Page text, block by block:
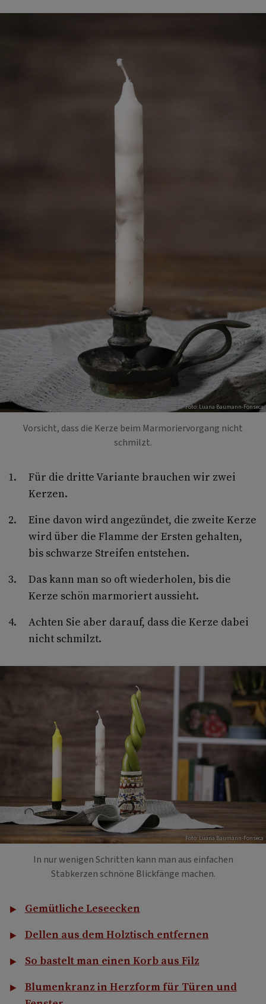
Foto: Luana Baumann-Fonseca
Vorsicht, dass die Kerze beim Marmoriervorgang nicht
schmilzt.
Für die dritte Variante brauchen wir zwei
Kerzen.
Eine davon wird angezündet, die zweite Kerze
wird über die Flamme der Ersten gehalten,
bis schwarze Streifen entstehen.
Das kann man so oft wiederholen, bis die
Kerze schön marmoriert aussieht.
Achten Sie aber darauf, dass die Kerze dabei
nicht schmilzt.
Foto: Luana Baumann-Fonseca
In nur wenigen Schritten kann man aus einfachen
Stabkerzen schnöne Blickfänge machen.
Gemütliche Leseecken
Dellen aus dem Holztisch entfernen
So bastelt man einen Korb aus Filz
Blumenkranz in Herzform für Türen und